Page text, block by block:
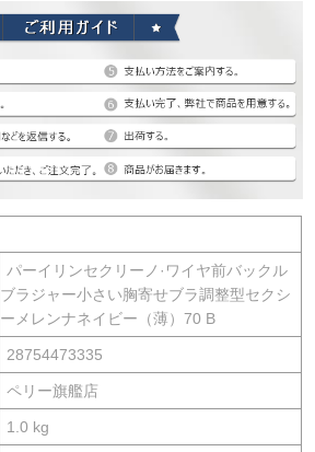
パーイリンセクリーノ·ワイヤ前バックル
ブラジャー小さい胸寄せブラ調整型セクシ
ーメレンナネイビー（薄）70 B
28754473335
ペリー旗艦店
1.0 kg